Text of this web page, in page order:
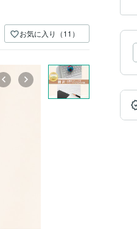
お気に入り（11）